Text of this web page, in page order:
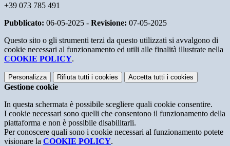
+39 073 785 491
Pubblicato: 06-05-2025 - Revisione: 07-05-2025
Questo sito o gli strumenti terzi da questo utilizzati si avvalgono di
cookie necessari al funzionamento ed utili alle finalità illustrate nella
COOKIE POLICY.
Personalizza Rifiuta tutti i cookies Accetta tutti i cookies
Gestione cookie
In questa schermata è possibile scegliere quali cookie consentire.
I cookie necessari sono quelli che consentono il funzionamento della
piattaforma e non è possibile disabilitarli.
Per conoscere quali sono i cookie necessari al funzionamento potete
visionare la COOKIE POLICY.